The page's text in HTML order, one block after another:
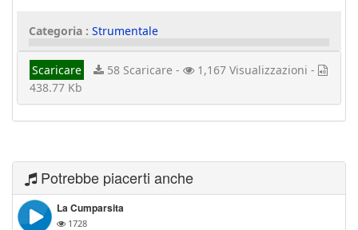
Categoria : Strumentale
Scaricare 58 Scaricare -
1,167 Visualizzazioni -
438.77 Kb
Potrebbe piacerti anche
La Cumparsita
1728